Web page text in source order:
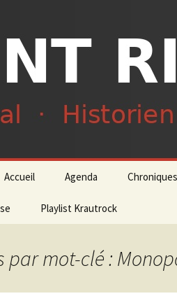
Accueil Agenda Chroniques
Playlist Krautrock
par mot-clé :